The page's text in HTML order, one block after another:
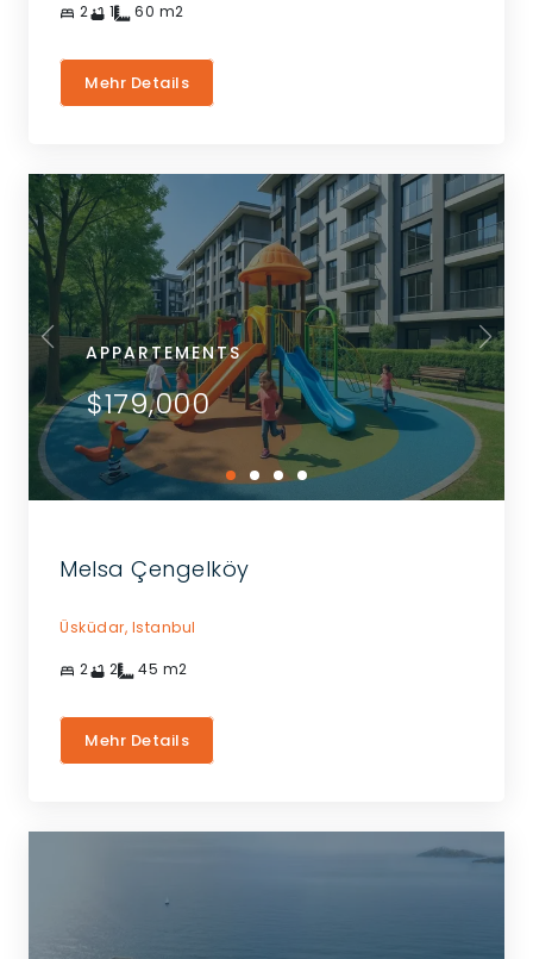
2 1 60 m2
Mehr Details
APPARTEMENTS
$179,000
Melsa Çengelköy
Üsküdar, Istanbul
2 2 45 m2
Mehr Details